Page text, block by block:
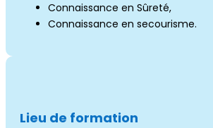
Connaissance en Sûreté,
Connaissance en secourisme.
Lieu de formation